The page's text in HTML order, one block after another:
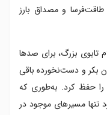
و مصداق بارز
تابوی بزرگ، برای صدها
بکر و دست‌نخورده باقی
حفظ کرد. به‌طوری که
تنها مسیرهای موجود در